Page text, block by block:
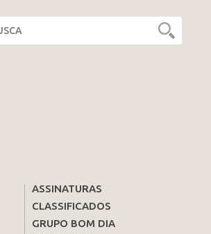
ASSINATURAS
CLASSIFICADOS
GRUPO BOM DIA